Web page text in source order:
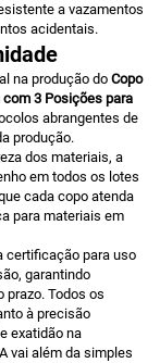
a vazamentos
acidentais.
na produção do Copo
com 3 Posições para
abrangentes de
produção.
dos materiais, a
em todos os lotes
cada copo atenda
para materiais em
certificação para uso
garantindo
prazo. Todos os
à precisão
exatidão na
vai além da simples